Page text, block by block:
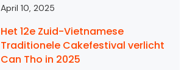
April 10, 2025
Het 12e Zuid-Vietnamese
Traditionele Cakefestival verlicht
Can Tho in 2025